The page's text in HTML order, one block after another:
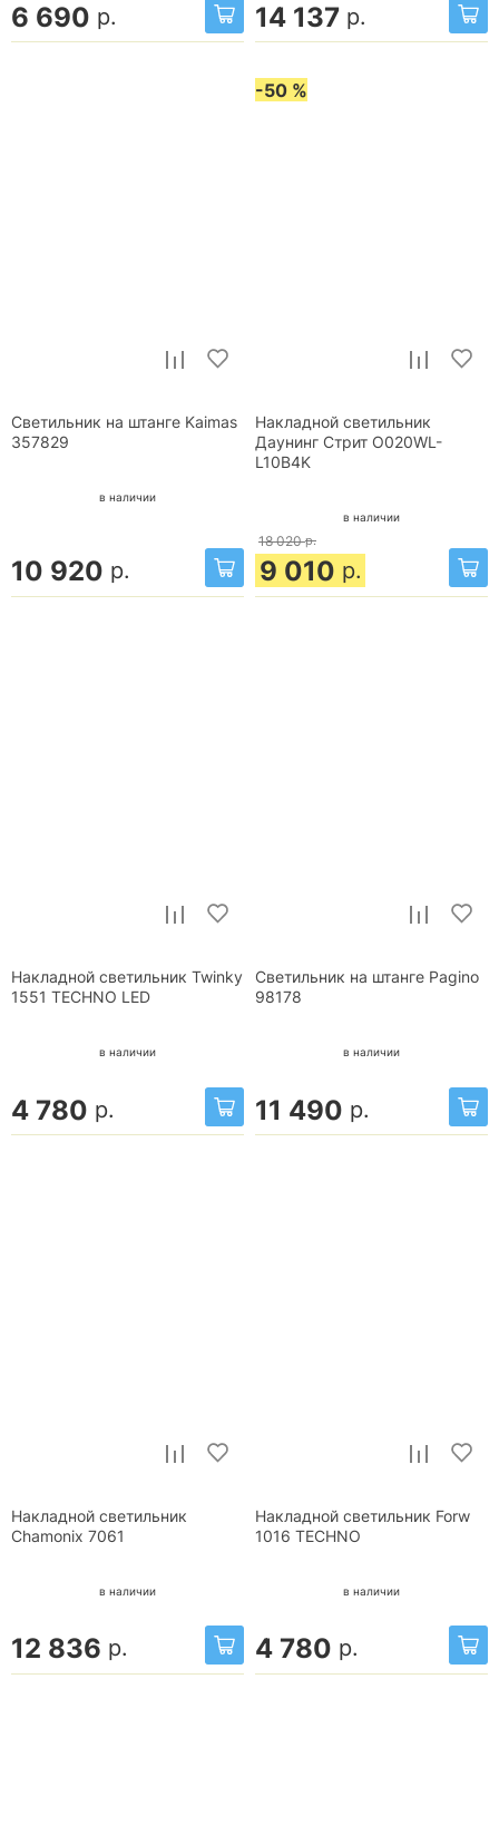
6 690 р. 14 137 р.
Светильник на штанге Kaimas
357829
в наличии
10 920 р.
-50 %
Накладной светильник
Даунинг Стрит O020WL-
L10B4K
в наличии
18 020 р.
9 010 р.
Накладной светильник Twinky
1551 TECHNO LED
в наличии
4 780 р.
Светильник на штанге Pagino
98178
в наличии
11 490 р.
Накладной светильник
Chamonix 7061
в наличии
12 836 р.
Накладной светильник Forw
1016 TECHNO
в наличии
4 780 р.